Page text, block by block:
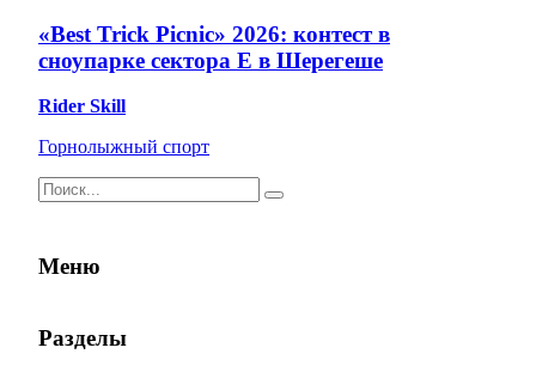
«Best Trick Picnic» 2026: контест в
сноупарке сектора Е в Шерегеше
Rider Skill
Горнолыжный спорт
Результаты
поиска
Меню
Разделы